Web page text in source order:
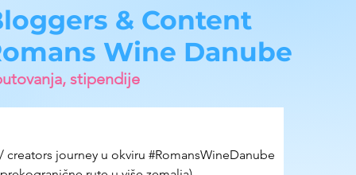
& Content
Wine Danube
stipendije
journey u okviru #RomansWineDanube